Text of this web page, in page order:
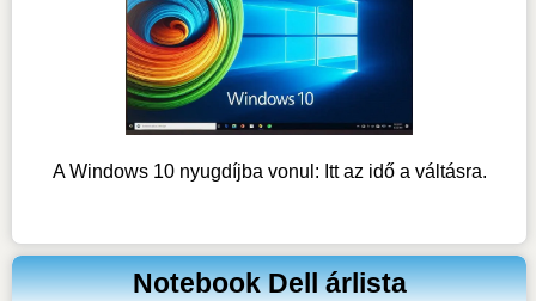
A Windows 10 nyugdíjba vonul: Itt az idő a váltásra.
Notebook Dell árlista